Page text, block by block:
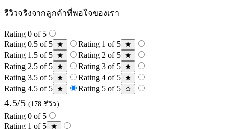
รีวิวจริงจากลูกค้าที่พอใจของเรา
Rating 0 of 5
Rating 0.5 of 5
Rating 1 of 5
Rating 1.5 of 5
Rating 2 of 5
Rating 2.5 of 5
Rating 3 of 5
Rating 3.5 of 5
Rating 4 of 5
Rating 4.5 of 5
Rating 5 of 5
4.5/5 (178 รีวิว)
Rating 0 of 5
Rating 1 of 5